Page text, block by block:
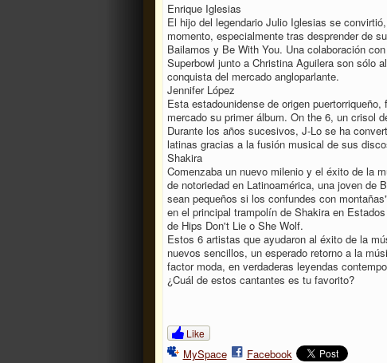
Enrique Iglesias
El hijo del legendario Julio Iglesias se
momento, especialmente tras desprender de
Bailamos y Be With You. Una colaboración
Superbowl junto a Christina Aguilera son sólo
conquista del mercado angloparlante.
Jennifer López
Esta estadounidense de origen
mercado su primer álbum. On the 6, un crisol
Durante los años sucesivos, J-Lo se ha
latinas gracias a la fusión musical de sus
Shakira
Comenzaba un nuevo milenio y el éxito de la
de notoriedad en Latinoamérica, una joven de
sean pequeños si los confundes con
en el principal trampolín de Shakira en
de Hips Don't Lie o She Wolf.
Estos 6 artistas que ayudaron al éxito de la
nuevos sencillos, un esperado retorno a la
factor moda, en verdaderas leyendas
¿Cuál de estos cantantes es tu favorito?
Like
MySpace Facebook